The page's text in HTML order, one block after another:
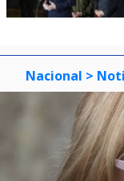
Nacional >